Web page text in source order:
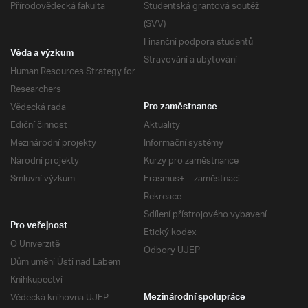
Přírodovědecká fakulta
Studentská grantová soutěž
(SVV)
Finanční podpora studentů
Stravování a ubytování
Věda a výzkum
Human Resources Strategy for
Researchers
Vědecká rada
Ediční činnost
Mezinárodní projekty
Národní projekty
Smluvní výzkum
Pro zaměstnance
Aktuality
Informační systémy
Kurzy pro zaměstnance
Erasmus+ – zaměstnaci
Rekreace
Sdílení přístrojového vybavení
Etický kodex
Odbory UJEP
Pro veřejnost
O Univerzitě
Dům umění Ústí nad Labem
Knihkupectví
Vědecká knihovna UJEP
Mezinárodní spolupráce